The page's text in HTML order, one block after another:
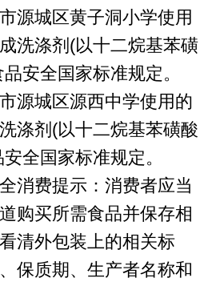
城区黄子洞小学使用
洗涤剂(以十二烷基苯磺
安全国家标准规定。
城区源西中学使用的
涤剂(以十二烷基苯磺酸
全国家标准规定。
费提示：消费者应当
购买所需食品并保存相
清外包装上的相关标
保质期、生产者名称和